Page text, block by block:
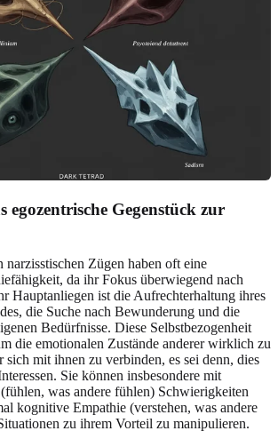
egozentrische Gegenstück zur
narzisstischen Zügen haben oft eine
da ihr Fokus überwiegend nach
Hauptanliegen ist die Aufrechterhaltung ihres
die Suche nach Bewunderung und die
Bedürfnisse. Diese Selbstbezogenheit
die emotionalen Zustände anderer wirklich zu
sich mit ihnen zu verbinden, es sei denn, dies
Sie können insbesondere mit
was andere fühlen) Schwierigkeiten
kognitive Empathie (verstehen, was andere
zu ihrem Vorteil zu manipulieren.